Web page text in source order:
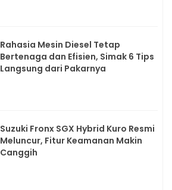
Rahasia Mesin Diesel Tetap
Bertenaga dan Efisien, Simak 6 Tips
Langsung dari Pakarnya
Suzuki Fronx SGX Hybrid Kuro Resmi
Meluncur, Fitur Keamanan Makin
Canggih